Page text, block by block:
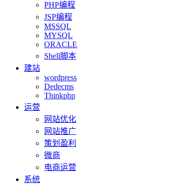
PHP编程
JSP编程
MSSQL
MYSQL
ORACLE
Shell脚本
建站
wordpress
Dedecms
Thinkphp
运营
网站优化
网站推广
策划盈利
微商
电商运营
系统